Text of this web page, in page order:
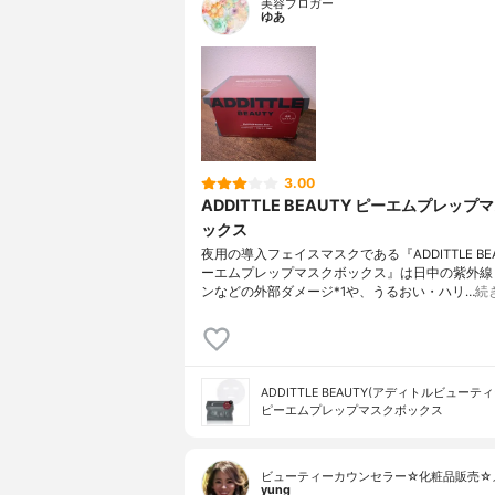
美容ブロガー
ゆあ
3.00
ADDITTLE BEAUTY ピーエムプレップ
ックス
夜用の導入フェイスマスクである『ADDITTLE
ーエムプレップマスクボックス』は日中の紫外
ンなどの外部ダメージ*1や、うるおい・ハリ…続
ADDITTLE BEAUTY(アディトルビューテ
ピーエムプレップマスクボックス
ビューティーカウンセラー☆化粧品販売
yung